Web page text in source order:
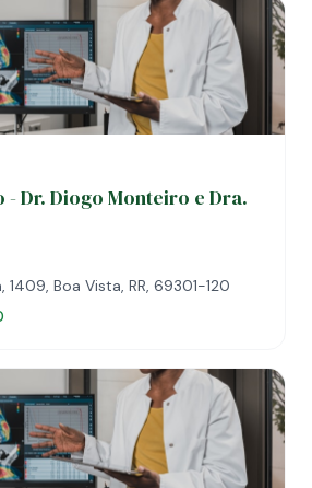
- Dr. Diogo Monteiro e Dra.
1409, Boa Vista, RR, 69301-120